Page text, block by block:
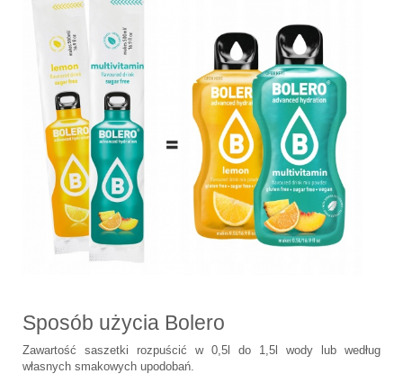
Sposób użycia Bolero
Zawartość saszetki rozpuścić w 0,5l do 1,5l wody lub według
własnych smakowych upodobań.